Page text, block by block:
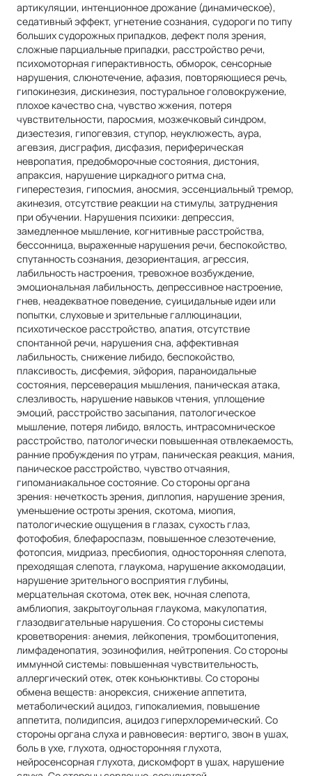
артикуляции, интенционное дрожание (динамическое),
седативный эффект, угнетение сознания, судороги по типу
больших судорожных припадков, дефект поля зрения,
сложные парциальные припадки, расстройство речи,
психомоторная гиперактивность, обморок, сенсорные
нарушения, слюнотечение, афазия, повторяющиеся речь,
гипокинезия, дискинезия, постуральное головокружение,
плохое качество сна, чувство жжения, потеря
чувствительности, паросмия, мозжечковый синдром,
дизестезия, гипогевзия, ступор, неуклюжесть, аура,
агевзия, дисграфия, дисфазия, периферическая
невропатия, предобморочные состояния, дистония,
апраксия, нарушение циркадного ритма сна,
гиперестезия, гипосмия, аносмия, эссенциальный тремор,
акинезия, отсутствие реакции на стимулы, затруднения
при обучении. Нарушения психики: депрессия,
замедленное мышление, когнитивные расстройства,
бессонница, выраженные нарушения речи, беспокойство,
спутанность сознания, дезориентация, агрессия,
лабильность настроения, тревожное возбуждение,
эмоциональная лабильность, депрессивное настроение,
гнев, неадекватное поведение, суицидальные идеи или
попытки, слуховые и зрительные галлюцинации,
психотическое расстройство, апатия, отсутствие
спонтанной речи, нарушения сна, аффективная
лабильность, снижение либидо, беспокойство,
плаксивость, дисфемия, эйфория, параноидальные
состояния, персеверация мышления, паническая атака,
слезливость, нарушение навыков чтения, уплощение
эмоций, расстройство засыпания, патологическое
мышление, потеря либидо, вялость, интрасомническое
расстройство, патологически повышенная отвлекаемость,
ранние пробуждения по утрам, паническая реакция, мания,
паническое расстройство, чувство отчаяния,
гипоманиакальное состояние. Со стороны органа
зрения: нечеткость зрения, диплопия, нарушение зрения,
уменьшение остроты зрения, скотома, миопия,
патологические ощущения в глазах, сухость глаз,
фотофобия, блефароспазм, повышенное слезотечение,
фотопсия, мидриаз, пресбиопия, односторонняя слепота,
преходящая слепота, глаукома, нарушение аккомодации,
нарушение зрительного восприятия глубины,
мерцательная скотома, отек век, ночная слепота,
амблиопия, закрытоугольная глаукома, макулопатия,
глазодвигательные нарушения. Со стороны системы
кроветворения: анемия, лейкопения, тромбоцитопения,
лимфаденопатия, эозинофилия, нейтропения. Со стороны
иммунной системы: повышенная чувствительность,
аллергический отек, отек конъюнктивы. Со стороны
обмена веществ: анорексия, снижение аппетита,
метаболический ацидоз, гипокалиемия, повышение
аппетита, полидипсия, ацидоз гиперхлоремический. Со
стороны органа слуха и равновесия: вертиго, звон в ушах,
боль в ухе, глухота, односторонняя глухота,
нейросенсорная глухота, дискомфорт в ушах, нарушение